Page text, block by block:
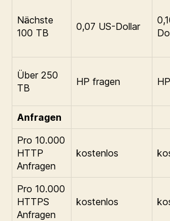
Nächste
100 TB
0,07 US-Dollar
Über 250
TB
HP fragen
Anfragen
Pro 10.000
HTTP
Anfragen
kostenlos
Pro 10.000
HTTPS
Anfragen
kostenlos